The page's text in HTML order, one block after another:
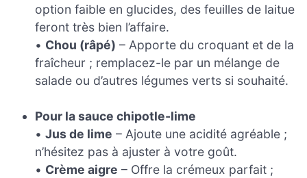
option faible en glucides, des feuilles de laitue
feront très bien l’affaire.
• Chou (râpé) – Apporte du croquant et de la
fraîcheur ; remplacez-le par un mélange de
salade ou d’autres légumes verts si souhaité.
Pour la sauce chipotle-lime
•Jus de lime – Ajoute une acidité agréable ;
n’hésitez pas à ajuster à votre goût.
• Crème aigre – Offre la crémeux parfait ;